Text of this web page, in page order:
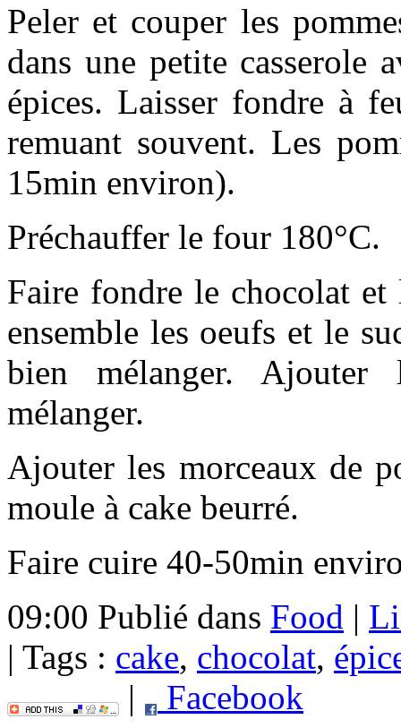
Peler et couper les
dans une petite casserole
épices. Laisser fondre à
remuant souvent. Les
15min environ).
Préchauffer le four 180°C.
Faire fondre le chocolat
ensemble les oeufs et le
bien mélanger. Ajouter
mélanger.
Ajouter les morceaux de
moule à cake beurré.
Faire cuire 40-50min
09:00 Publié dans Food |
| Tags : cake, chocolat,
|
Facebook